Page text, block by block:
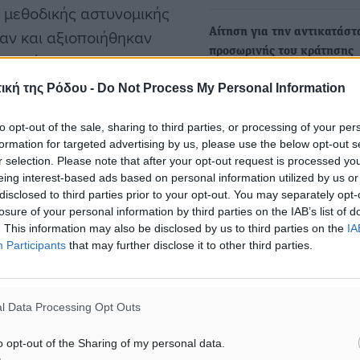
της Ρόδου - Do Not Process My Personal Information
opt-out of the sale, sharing to third parties, or processing of your
for targeted advertising by us, please use the below opt-out
selection. Please note that after your opt-out request is processed
interest-based ads based on personal information utilized by us
to third parties prior to your opt-out. You may separately
of your personal information by third parties on the IAB’s list of
This information may also be disclosed by us to third parties on the
Participants that may further disclose it to other third parties.
Data Processing Opt Outs
opt-out of the Sharing of my personal data.
αστυνομικής
και αξιοποιήθηκαν
της
αρχηγικό ρόλο,
2014 εγκληματική
ενταθεί οι δυο
και περαιτέρω
αποκομίζοντας
των
δυο ομοεθνών του,
διακίνησή τους.
Αίτηση για την
προσωρινής του κράτησης
εγκληματική οργάνωση…
Πλημμελειοδικών Ρόδου,
προσέφυγε χθες, με αίτημα
αντικατάσταση της…
Σύρος κρίθηκε ένοχος για
σε εγκληματική οργάνωση
Ποινή κάθειρξης 6 ετών